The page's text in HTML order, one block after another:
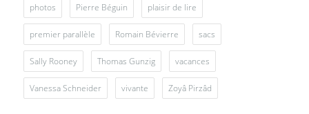
photos Pierre Béguin plaisir de lire
premier parallèle Romain Bévierre sacs
Sally Rooney Thomas Gunzig vacances
Vanessa Schneider vivante Zoyâ Pirzâd